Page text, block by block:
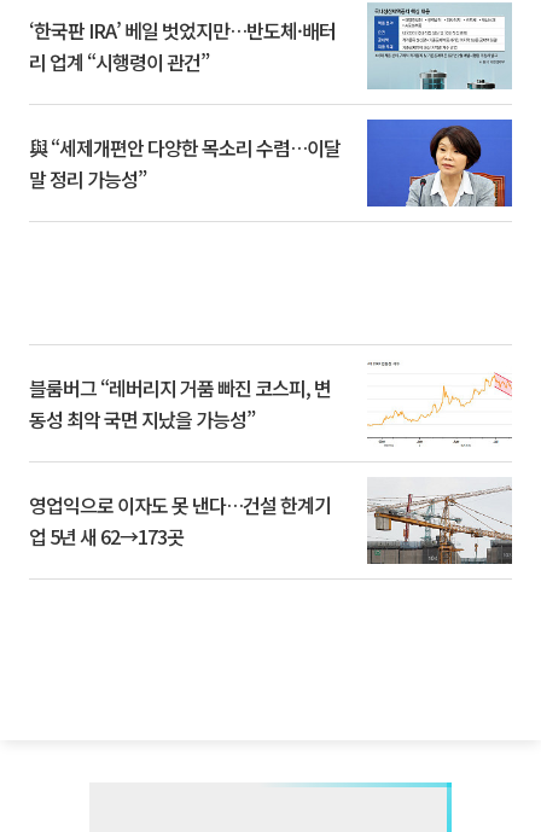
‘한국판 IRA’ 베일 벗었지만…반도체·배터
리 업계 “시행령이 관건”
與 “세제개편안 다양한 목소리 수렴…이달
말 정리 가능성”
블룸버그 “레버리지 거품 빠진 코스피, 변
동성 최악 국면 지났을 가능성”
영업익으로 이자도 못 낸다…건설 한계기
업 5년 새 62→173곳